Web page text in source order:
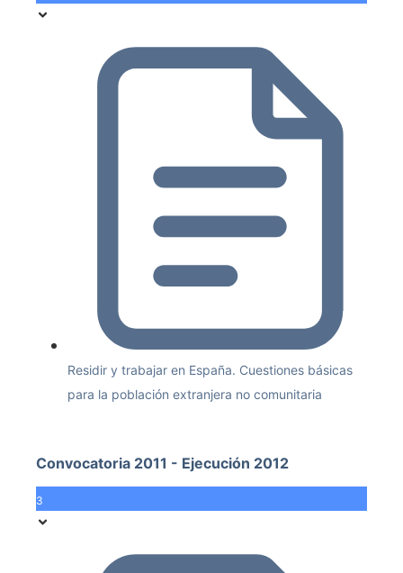
Residir y trabajar en España. Cuestiones básicas
para la población extranjera no comunitaria
Convocatoria 2011 - Ejecución 2012
3